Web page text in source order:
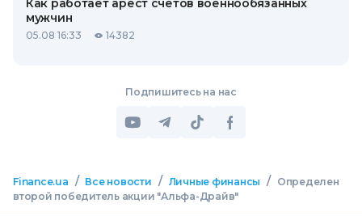
Как работает арест счетов военнообязанных
мужчин
05.08 16:33 14382
Подпишитесь на нас
Finance.ua / Все новости / Личные финансы /
Определен
второй победитель акции "Альфа-Драйв"